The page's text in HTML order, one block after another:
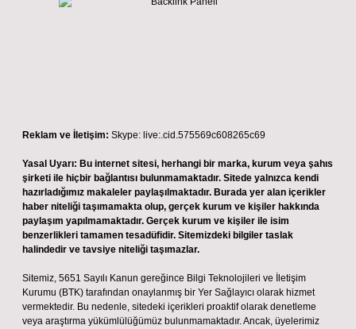
Reklam ve İletişim: Skype: live:.cid.575569c608265c69
Yasal Uyarı: Bu internet sitesi, herhangi bir marka, kurum veya şahıs
şirketi ile hiçbir bağlantısı bulunmamaktadır. Sitede yalnızca kendi
hazırladığımız makaleler paylaşılmaktadır. Burada yer alan içerikler
haber niteliği taşımamakta olup, gerçek kurum ve kişiler hakkında
paylaşım yapılmamaktadır. Gerçek kurum ve kişiler ile isim
benzerlikleri tamamen tesadüfidir. Sitemizdeki bilgiler taslak
halindedir ve tavsiye niteliği taşımazlar.
Sitemiz, 5651 Sayılı Kanun gereğince Bilgi Teknolojileri ve İletişim
Kurumu (BTK) tarafından onaylanmış bir Yer Sağlayıcı olarak hizmet
vermektedir. Bu nedenle, sitedeki içerikleri proaktif olarak denetleme
veya araştırma yükümlülüğümüz bulunmamaktadır. Ancak, üyelerimiz